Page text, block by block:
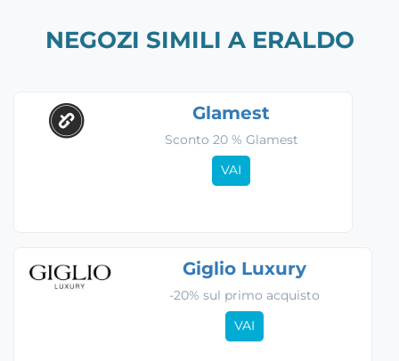
NEGOZI SIMILI A ERALDO
Glamest
Sconto 20 % Glamest
VAI
Giglio Luxury
-20% sul primo acquisto
VAI